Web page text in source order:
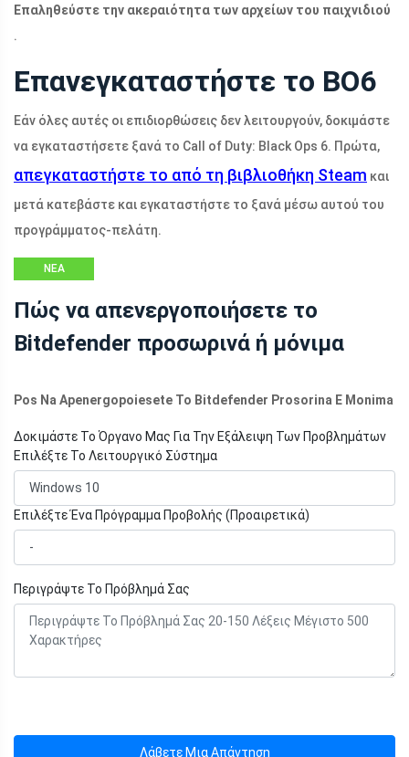
Επαληθεύστε την ακεραιότητα των αρχείων του παιχνιδιού
.
Επανεγκαταστήστε το BO6
Εάν όλες αυτές οι επιδιορθώσεις δεν λειτουργούν, δοκιμάστε
να εγκαταστήσετε ξανά το Call of Duty: Black Ops 6. Πρώτα,
απεγκαταστήστε το από τη βιβλιοθήκη Steam και
μετά κατεβάστε και εγκαταστήστε το ξανά μέσω αυτού του
προγράμματος-πελάτη.
ΝΈΑ
Πώς να απενεργοποιήσετε το
Bitdefender προσωρινά ή μόνιμα
Pos Na Apenergopoiesete To Bitdefender Prosorina E Monima
Δοκιμάστε Το Όργανο Μας Για Την Εξάλειψη Των Προβλημάτων
Επιλέξτε Το Λειτουργικό Σύστημα
Επιλέξτε Ένα Πρόγραμμα Προβολής (Προαιρετικά)
Περιγράψτε Το Πρόβλημά Σας
Λάβετε Μια Απάντηση